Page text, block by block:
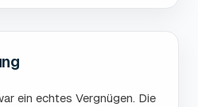
ein echtes Vergnügen. Die